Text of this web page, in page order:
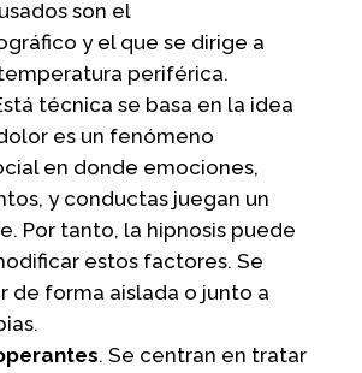
son el
y el que se dirige a
periférica.
técnica se basa en la idea
es un fenómeno
en donde emociones,
y conductas juegan un
Por tanto, la hipnosis puede
estos factores. Se
de forma aislada o junto a
. Se centran en tratar